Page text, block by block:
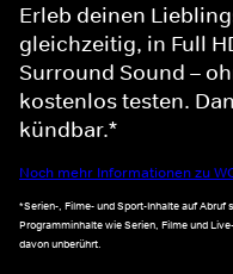
Erleb deinen
gleichzeitig, in Full
Surround Sound –
kostenlos testen.
kündbar.*
Noch mehr Informationen zu
*Serien-, Filme- und Sport-Inhalte auf
Programminhalte wie Serien, Filme und
davon unberührt.